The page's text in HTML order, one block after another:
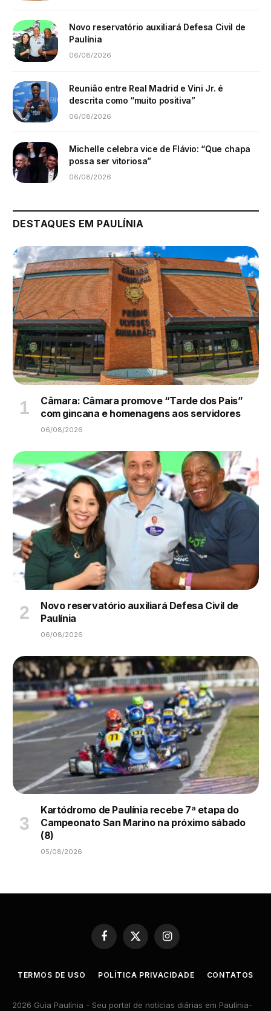
Novo reservatório auxiliará Defesa Civil de
Paulínia
06/08/2026
Reunião entre Real Madrid e Vini Jr. é
descrita como “muito positiva”
06/08/2026
Michelle celebra vice de Flávio: “Que chapa
possa ser vitoriosa”
06/08/2026
DESTAQUES EM PAULÍNIA
Câmara: Câmara promove “Tarde dos Pais”
com gincana e homenagens aos servidores
06/08/2026
Novo reservatório auxiliará Defesa Civil de
Paulínia
06/08/2026
Kartódromo de Paulínia recebe 7ª etapa do
Campeonato San Marino na próximo sábado
(8)
05/08/2026
Facebook
X
Instagram
TERMOS DE USO POLÍTICA PRIVACIDADE CONTATOS
2026 Guia Paulínia - Seu portal de notícias diárias em Paulínia-